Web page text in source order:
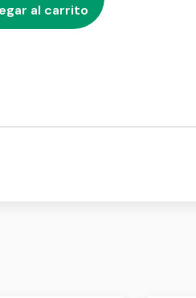
al carrito